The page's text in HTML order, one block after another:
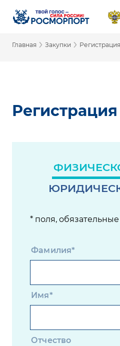
Главная › Закупки › Регистрация
Регистрация
* поля,
Фамилия*
Имя*
Отчество